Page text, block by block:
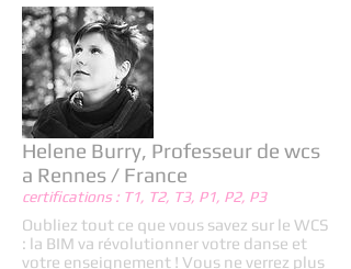
Helene Burry, Professeur de wcs
a Rennes / France
certifications : T1, T2, T3, P1, P2, P3
Oubliez tout ce que vous savez sur le WCS
: la BIM va révolutionner votre danse et
votre enseignement ! Vous ne verrez plus